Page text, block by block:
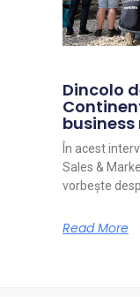
Dincolo
În acest
Sales &
vorbește
Read More